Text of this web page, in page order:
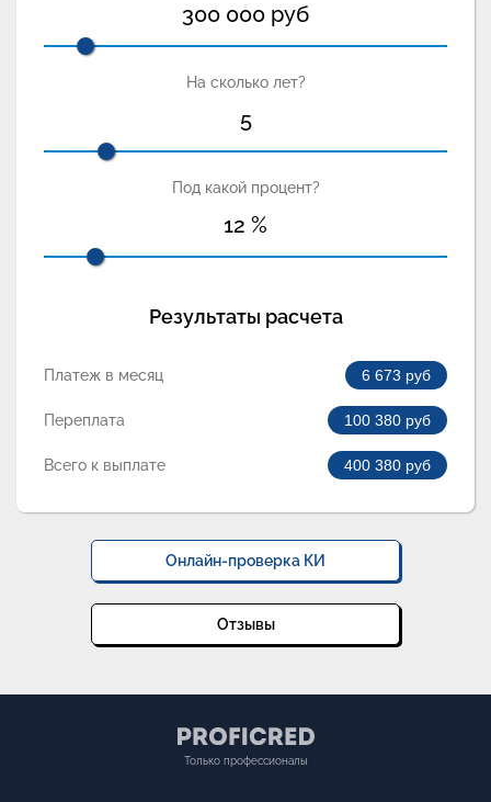
300 000 руб
На сколько лет?
5
Под какой процент?
12 %
Результаты расчета
Платеж в месяц 6 673 руб
Переплата 100 380 руб
Всего к выплате 400 380 руб
Онлайн-проверка КИ
Отзывы
Только профессионалы